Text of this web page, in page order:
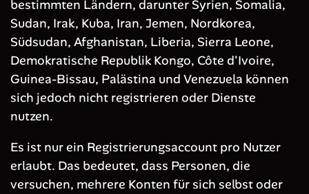
bestimmten Ländern, darunter Syrien, Somalia,
Sudan, Irak, Kuba, Iran, Jemen, Nordkorea,
Südsudan, Afghanistan, Liberia, Sierra Leone,
Demokratische Republik Kongo, Côte d'Ivoire,
Guinea-Bissau, Palästina und Venezuela können
sich jedoch nicht registrieren oder Dienste
nutzen.
Es ist nur ein Registrierungsaccount pro Nutzer
erlaubt. Das bedeutet, dass Personen, die
versuchen, mehrere Konten für sich selbst oder